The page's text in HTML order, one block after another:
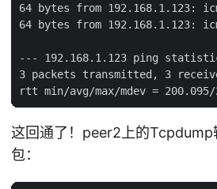
64 bytes from 192.168.1.123:
64 bytes from 192.168.1.123:
--- 192.168.1.123 ping
3 packets transmitted, 3
这回通了！peer2上的Tcpdump
包：